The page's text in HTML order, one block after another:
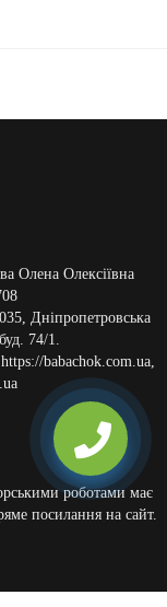
Олена Олексіївна
Дніпропетровська
74/1.
babachok.com.ua,
роботами має
посилання на сайт.